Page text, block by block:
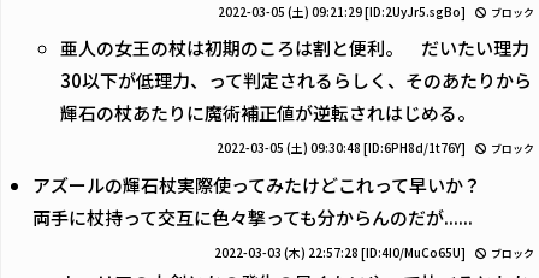
2022-03-05 (土) 09:21:29[ID:2UyJr5.sgBo] ブロック
亜人の女王の杖は初期のころは割と便利。 だいたい理力
30以下が低理力、って判定されるらしく、そのあたりから
輝石の杖あたりに魔術補正値が逆転されはじめる。
2022-03-05 (土) 09:30:48 [ID:6PH8d/1t76Y] ブロック
アズールの輝石杖実際使ってみたけどこれって早いか？
両手に杖持って交互に色々撃っても分からんのだが......
2022-03-03 (木) 22:57:28 [ID:4I0/MuCo65U] ブロック